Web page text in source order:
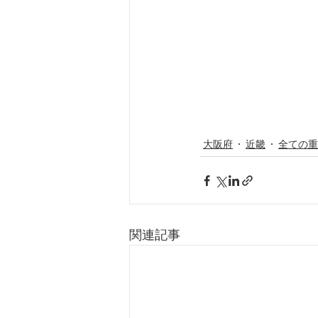
大阪府 近畿 全ての
関連記事